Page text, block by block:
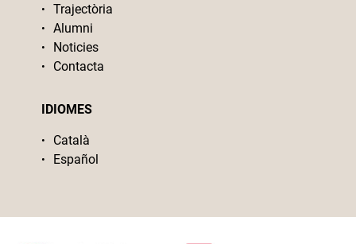
Trajectòria
Alumni
Noticies
Contacta
IDIOMES
Català
Español